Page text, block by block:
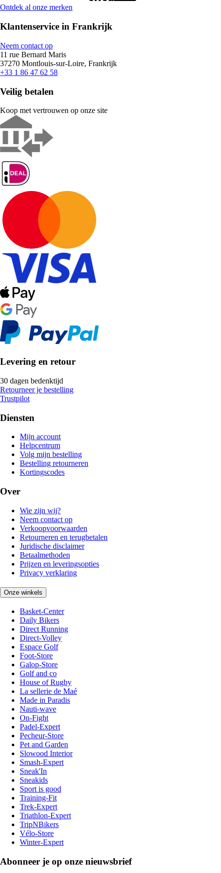
Ontdek al onze merken
Klantenservice in Frankrijk
Neem contact op
11 rue Bernard Maris
37270 Montlouis-sur-Loire, Frankrijk
+33 1 86 47 62 58
Veilig betalen
Koop met vertrouwen op onze site
Levering en retour
30 dagen bedenktijd
Retourneer je bestelling
Trustpilot
Diensten
Mijn account
Helpcentrum
Volg mijn bestelling
Bestelling retourneren
Kortingscodes
Over
Wie zijn wij?
Neem contact op
Verkoopvoorwaarden
Retourneren en terugbetalen
Juridische disclaimer
Betaalmethoden
Prijzen en leveringsopties
Privacy verklaring
Onze winkels
Basket-Center
Daily Bikers
Direct Running
Direct-Volley
Espace Golf
Foot-Store
Galop-Store
Golf and co
House of Rugby
La sellerie de Maé
Made in Paradis
Nauti-wave
On-Fight
Padel-Expert
Pecheur-Store
Pet and Garden
Slowood Interior
Smash-Expert
Sneak'In
Sneakids
Sport is good
Training-Fit
Trek-Expert
Triathlon-Expert
TripNBikers
Vélo-Store
Winter-Expert
Abonneer je op onze nieuwsbrief